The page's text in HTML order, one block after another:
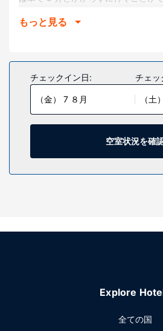
の場所に位置しています。
全部で 7 室ある客室にはミニバー、
WiFi (無料)をお使いいただけるほか
いただけます。シャワーのある専用
メニティ (無料)、ヘアドライヤーが
ティボックス、デスクの他に、市内
ご利用いただけます。
いただけます。その他の設備として
料)、多言語サービスをお使いいただ
もっと見る
チェックイン日:
（金） 7 ８月
チェッ
（土
空室状況を確
Explore
全ての国